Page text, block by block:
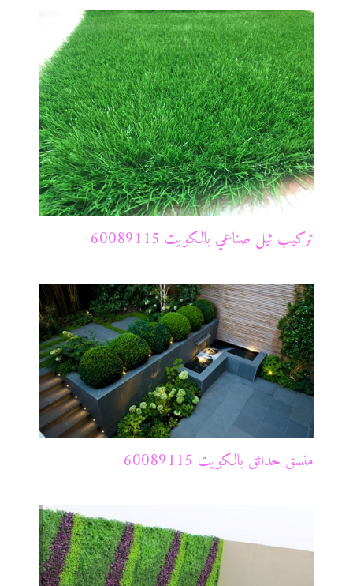
تركيب ثيل صناعي بالكويت 60089115
منسق حدائق بالكويت 60089115